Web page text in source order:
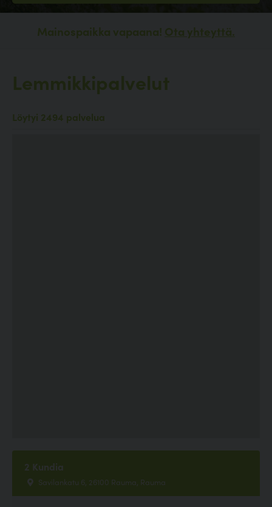
Mainospaikka vapaana! Ota yhteyttä.
Lemmikkipalvelut
Löytyi 2494 palvelua
2 Kundia
Savilankatu 6, 26100 Rauma, Rauma